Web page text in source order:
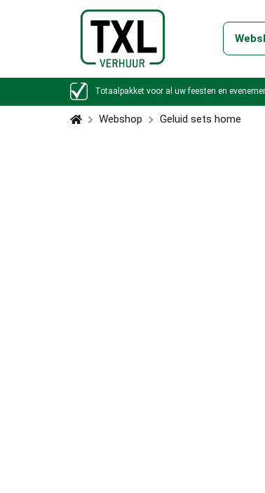
Totaalpakket voor al uw feesten en
Webshop Geluid sets home